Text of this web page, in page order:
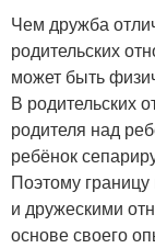
Чем дружба
родительских
может быть
В родительских
родителя над
ребёнок
Поэтому
и дружескими
основе своего